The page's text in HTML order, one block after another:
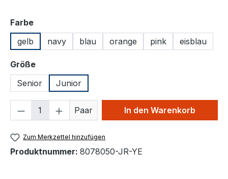
Farbeauswählen
gelb
navy blau orange pink eisblau
Größeauswählen
Senior
Junior
Produkt Anzahl: Gib den
Paar In den Warenkorb
Zum Merkzettel hinzufügen
Produktnummer: 8078050-JR-YE